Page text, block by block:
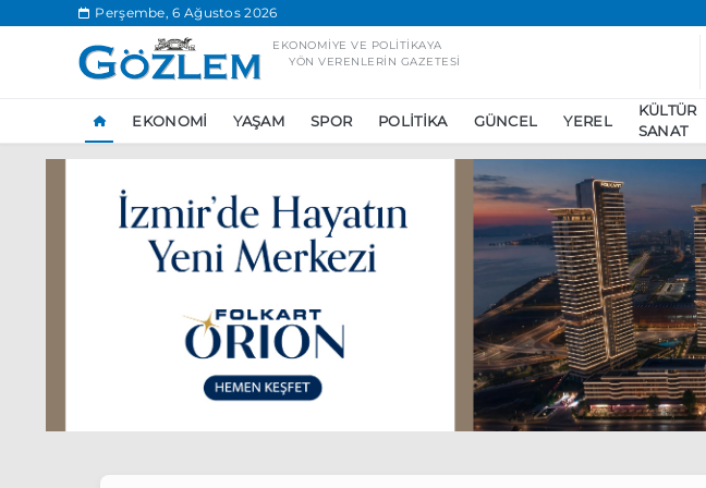
Perşembe, 6 Ağustos 2026
EKONOMIYE VE POLITIKAYA
YÖN VERENLERIN GAZETESI
EKONOMI YAŞAM SPOR POLITIKA GÜNCEL YEREL
KÜLTÜR
SANAT
Ankara’da eylem yasağı uzatıldı
Ünlü çift bir etkinliğe daha katılmama kararı